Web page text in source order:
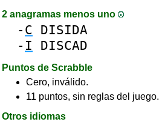
2 anagramas menos uno
- C
DISIDA
- I DISCAD
Puntos de Scrabble
Cero, inválido.
11 puntos, sin reglas del juego.
Otros idiomas